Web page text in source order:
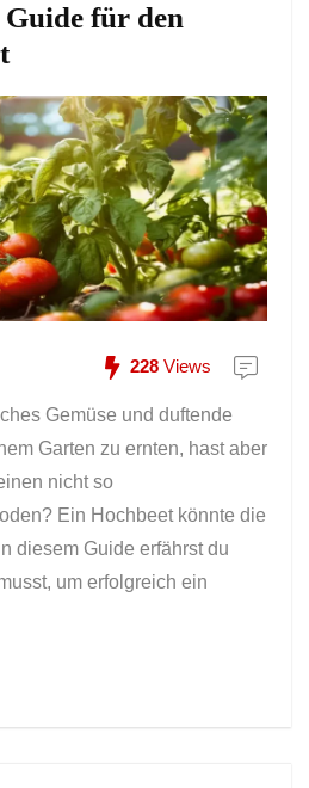
für den
228 Views
Gemüse und duftende
Garten zu ernten, hast aber
nicht so
Ein Hochbeet könnte die
diesem Guide erfährst du
um erfolgreich ein